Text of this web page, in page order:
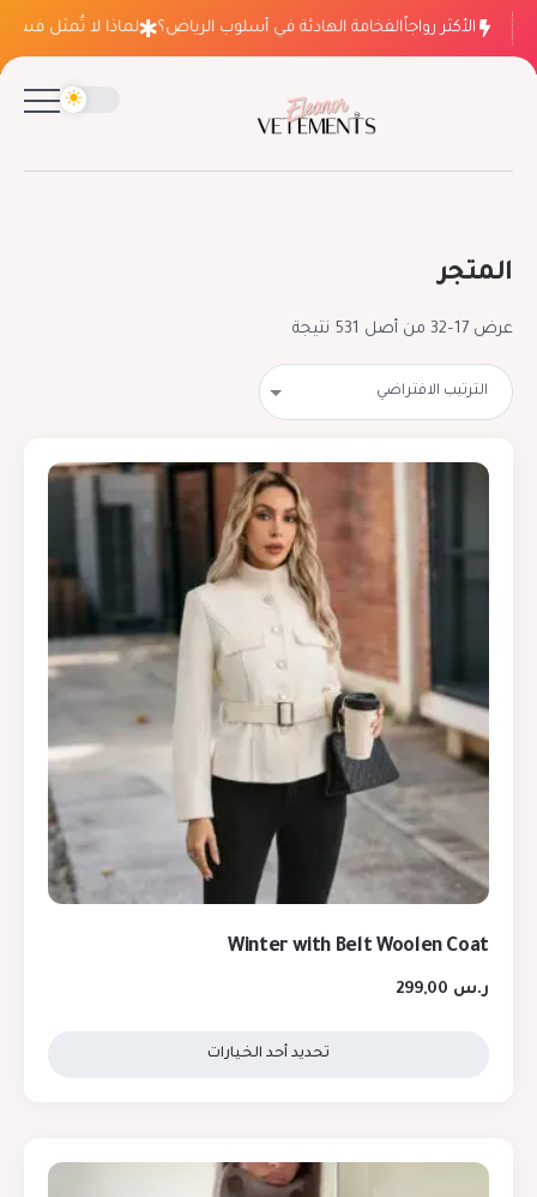
الأكثر رواجاً
لماذا ينتصر الفخامة الهادئة في أسلوب الرياض؟ لماذا لا تُمثل فساتين
المتجر
عرض 17–32 من أصل 531 نتيجة
Winter with Belt Woolen Coat
ر.س
تحديد أحد الخيارات